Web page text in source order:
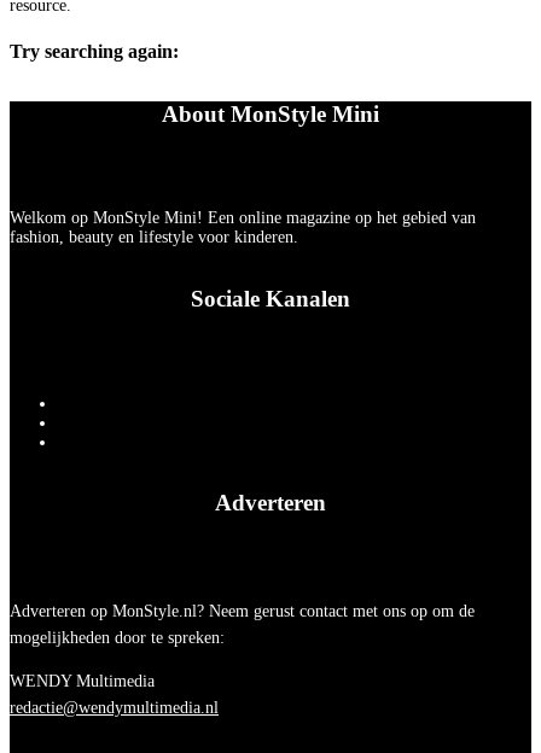
resource.
Try searching again:
About MonStyle Mini
Welkom op MonStyle Mini! Een online magazine op het gebied van
fashion, beauty en lifestyle voor kinderen.
Sociale Kanalen
Adverteren
Adverteren op MonStyle.nl? Neem gerust contact met ons op om de
mogelijkheden door te spreken:
WENDY Multimedia
redactie@wendymultimedia.nl